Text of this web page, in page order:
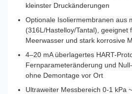
kleinster Druckänderungen
Optionale Isoliermembranen aus
(316L/Hastelloy/Tantal), geeignet
Meerwasser und stark korrosive
4–20 mA überlagertes HART-
Fernparameteränderung und
ohne Demontage vor Ort
Ultraweiter Messbereich 0-1 kPa